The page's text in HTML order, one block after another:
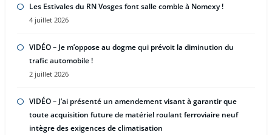
Les Estivales du RN Vosges font salle comble à Nomexy !
4 juillet 2026
VIDÉO – Je m’oppose au dogme qui prévoit la diminution du
trafic automobile !
2 juillet 2026
VIDÉO – J’ai présenté un amendement visant à garantir que
toute acquisition future de matériel roulant ferroviaire neuf
intègre des exigences de climatisation